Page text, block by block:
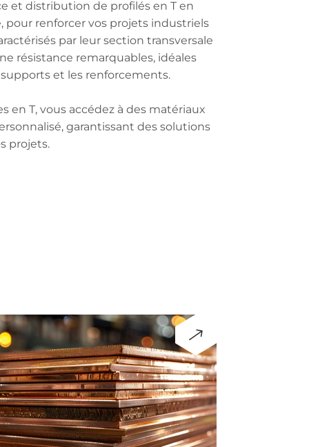
et distribution de profilés en T en
pour renforcer vos projets industriels
par leur section transversale
résistance remarquables, idéales
et les renforcements.
en T, vous accédez à des matériaux
garantissant des solutions
projets.